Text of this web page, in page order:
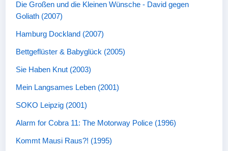
Die Großen und die Kleinen Wünsche - David gegen
Goliath (2007)
Hamburg Dockland (2007)
Bettgeflüster & Babyglück (2005)
Sie Haben Knut (2003)
Mein Langsames Leben (2001)
SOKO Leipzig (2001)
Alarm for Cobra 11: The Motorway Police (1996)
Kommt Mausi Raus?! (1995)